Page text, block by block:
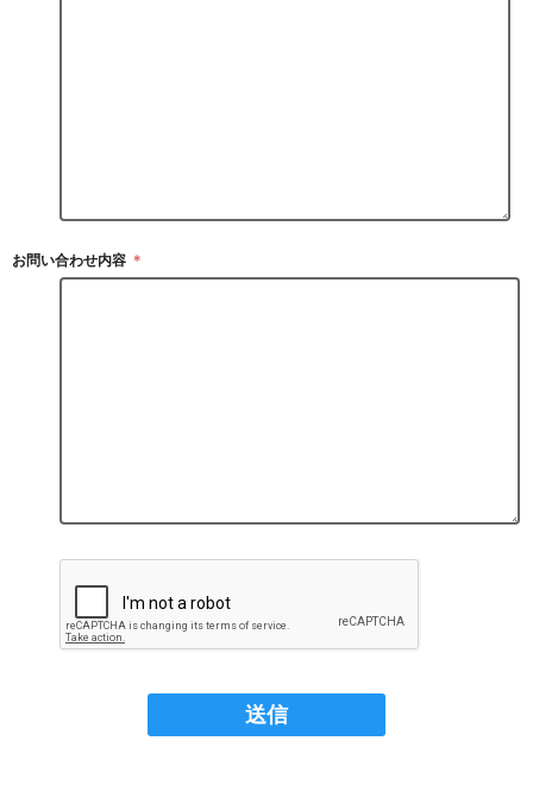
お問い合わせ内容 ＊